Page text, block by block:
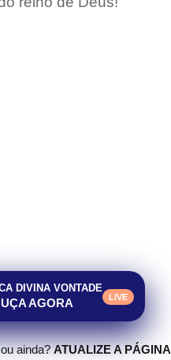
DIVINA VONTADE
AGORA LIVE
ainda?ATUALIZE A PÁGINA